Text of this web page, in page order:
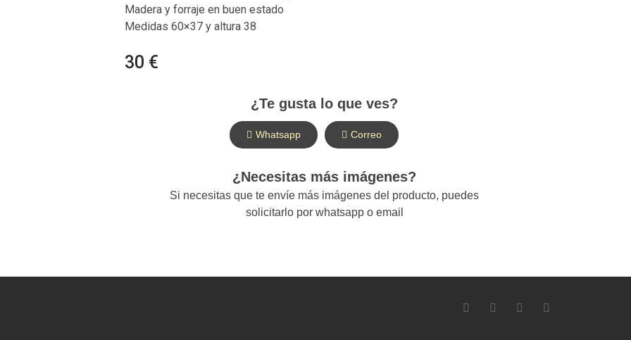
Madera y forraje en buen estado
Medidas 60×37 y altura 38
30 €
¿Te gusta lo que ves?
Whatsapp Correo
¿Necesitas más imágenes?
Si necesitas que te envíe más imágenes del producto, puedes
solicitarlo por whatsapp o email